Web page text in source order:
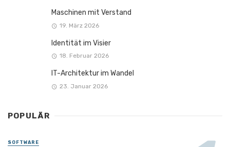
Maschinen mit Verstand
19. März 2026
Identität im Visier
18. Februar 2026
IT-Architektur im Wandel
23. Januar 2026
POPULÄR
SOFTWARE